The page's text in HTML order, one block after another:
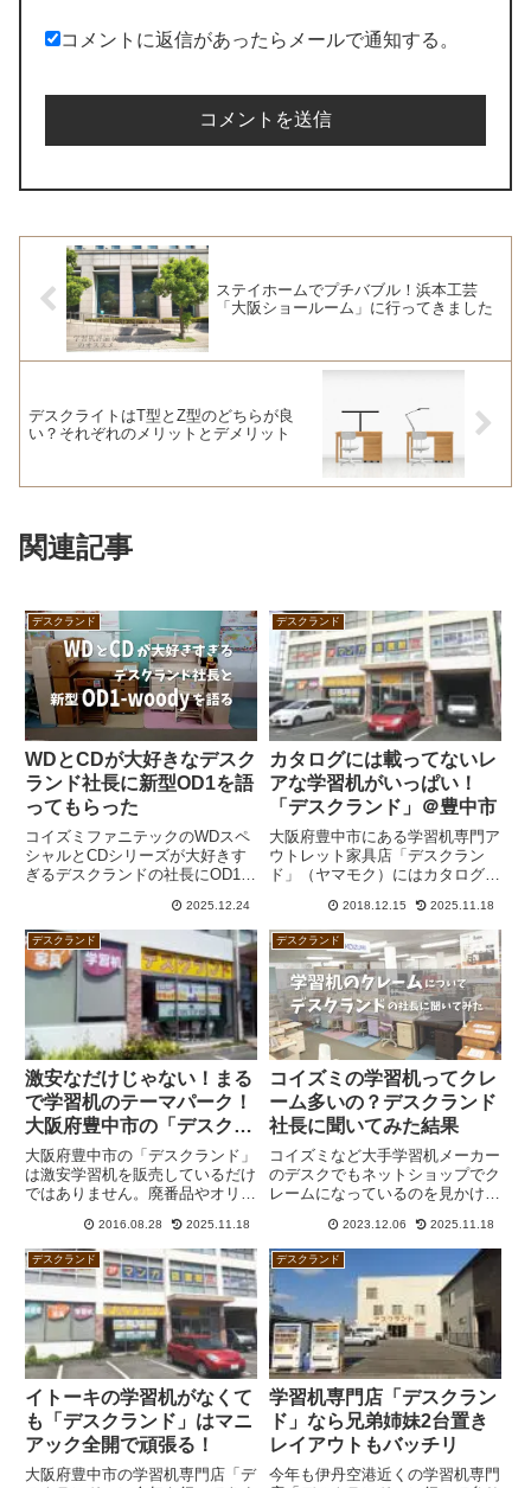
コメントに返信があったらメールで通知する。
ステイホームでプチバブル！浜本工芸
「大阪ショールーム」に行ってきました
デスクライトはT型とZ型のどちらが良
い？それぞれのメリットとデメリット
関連記事
デスクランド
WDとCDが大好きなデスク
ランド社長に新型OD1を語
ってもらった
コイズミファニテックのWDスペ
シャルとCDシリーズが大好きす
ぎるデスクランドの社長にOD1-
伺いました。私がOD1-woodyを
価格訴求や競合回避が目的の商品
と捉えていたのに対し、社長は純
粋にWDスペシャルとCDシリーズ
との違いという部分にフォーカス
されているんですねー。
2025.12.24
デスクランド
カタログには載ってないレ
アな学習机がいっぱい！
「デスクランド」＠豊中市
大阪府豊中市にある学習机専門ア
ウトレット家具店「デスクラン
ド」（ヤマモク）にはカタログに
狭しと並んでいます。コイズミフ
ァニテック、イトーキ、オカム
ラ、堀田木工所、カリモク家具、
浜本工芸の激安デスクがいっぱい
です。
2018.12.15 2025.11.18
デスクランド
激安なだけじゃない！まる
で学習机のテーマパーク！
大阪府豊中市の「デスクラ
ンド」
大阪府豊中市の「デスクランド」
は激安学習机を販売しているだけ
ではありません。廃番品やオリジ
るだけでなく、組み替え式デスク
が様々なパターンで展示されてい
ます。まるで学習机のテーマパー
クですよ。
2016.08.28 2025.11.18
デスクランド
コイズミの学習机ってクレ
ーム多いの？デスクランド
社長に聞いてみた結果
コイズミなど大手学習机メーカー
のデスクでもネットショップでク
レームになっているのを見かけま
だけでなく配送の問題などの可能
性も考えられます。実際のところ
どうなのかデスクランドの社長に
聞いてみました。
2023.12.06 2025.11.18
デスクランド
イトーキの学習机がなくて
も「デスクランド」はマニ
アック全開で頑張る！
大阪府豊中市の学習机専門店「デ
デスクランド
学習机専門店「デスクラン
ド」なら兄弟姉妹2台置き
レイアウトもバッチリ
今年も伊丹空港近くの学習机専門